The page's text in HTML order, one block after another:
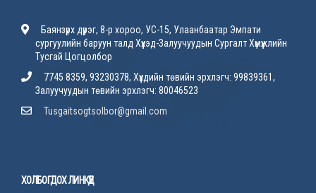
Баянзүрх дүүрэг, 8-р хороо, УС-15, Улаанбаатар Эмпати
сургуулийн баруун талд Хүүхэд-Залуучуудын Сургалт Хүмүүжлийн
Тусгай Цогцолбор
7745 8359, 93230378, Хүүхдийн төвийн эрхлэгч: 99839361,
Залуучуудын төвийн эрхлэгч: 80046523
Tusgaitsogtsolbor@gmail.com
ХОЛБОГДОХ ЛИНКҮҮД